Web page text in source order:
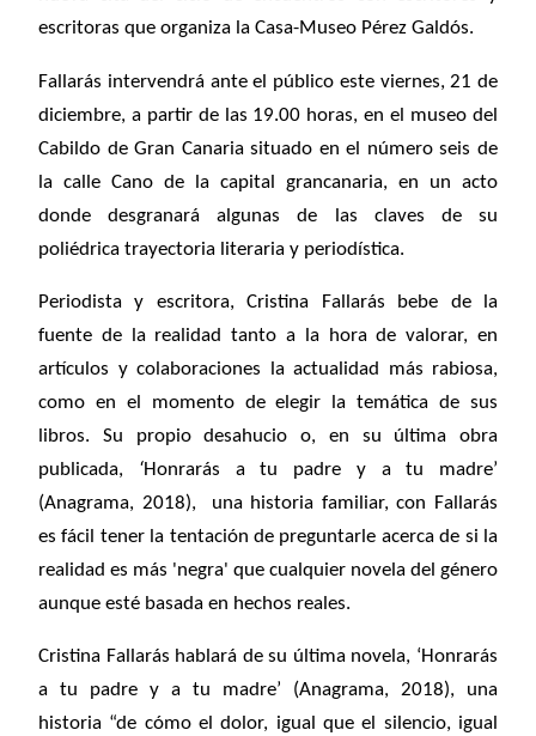
escritoras que organiza la Casa-Museo Pérez Galdós.
Fallarás intervendrá ante el público este viernes, 21 de
diciembre, a partir de las 19.00 horas, en el museo del
Cabildo de Gran Canaria situado en el número seis de
la calle Cano de la capital grancanaria, en un acto
donde desgranará algunas de las claves de su
poliédrica trayectoria literaria y periodística.
Periodista y escritora, Cristina Fallarás bebe de la
fuente de la realidad tanto a la hora de valorar, en
artículos y colaboraciones la actualidad más rabiosa,
como en el momento de elegir la temática de sus
libros. Su propio desahucio o, en su última obra
publicada,
‘Honrarás a tu padre y a tu madre’
(Anagrama, 2018), una historia familiar, con Fallarás
es fácil tener la tentación de preguntarle acerca de si la
realidad es más 'negra' que cualquier novela del género
aunque esté basada en hechos reales.
Cristina Fallarás hablará de su última novela, ‘Honrarás
a tu padre y a tu madre’ (Anagrama, 2018), una
historia “de cómo el dolor, igual que el silencio, igual